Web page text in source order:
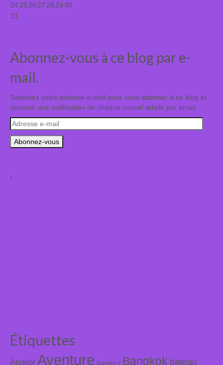
2425 26 27 28 2930
31
Abonnez-vous à ce blog par e-
mail.
Saisissez votre adresse e-mail pour vous abonner à ce blog et
recevoir une notification de chaque nouvel article par email.
Adresse
e-
mail
.
Étiquettes
Angkor Aventure Baiyoke II Bangkok bateau